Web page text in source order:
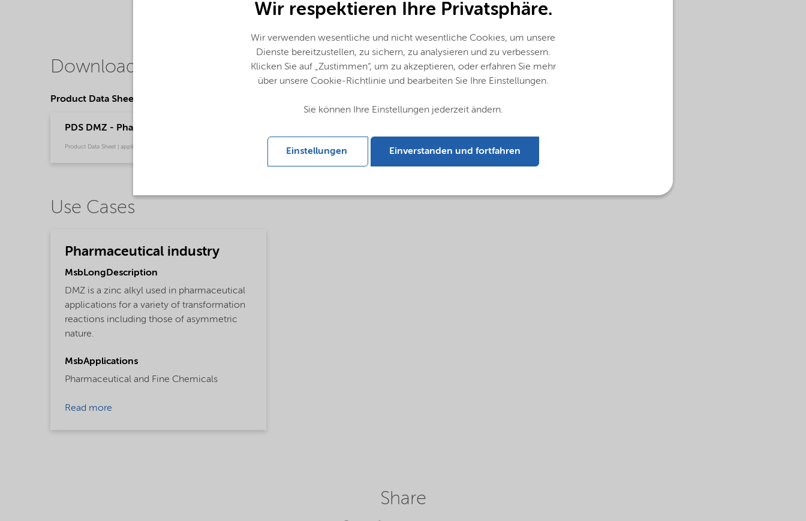
Downloads
Product Data Sheets
PDS DMZ - Pharmaceutical industry - Global (English)
Product Data Sheet | application/pdf (49,3 KB) | English
Use Cases
Pharmaceutical industry
MsbLongDescription
DMZ is a zinc alkyl used in pharmaceutical
applications for a variety of transformation
reactions including those of asymmetric
nature.
MsbApplications
Pharmaceutical and Fine Chemicals
Read more
Share
Wir respektieren Ihre Privatsphäre.
Wir verwenden wesentliche und nicht wesentliche Cookies, um unsere
Dienste bereitzustellen, zu sichern, zu analysieren und zu verbessern.
Klicken Sie auf „Zustimmen“, um zu akzeptieren, oder erfahren Sie mehr
über unsere Cookie-Richtlinie und bearbeiten Sie Ihre Einstellungen.
Sie können Ihre Einstellungen jederzeit ändern.
Einstellungen Einverstanden und fortfahren